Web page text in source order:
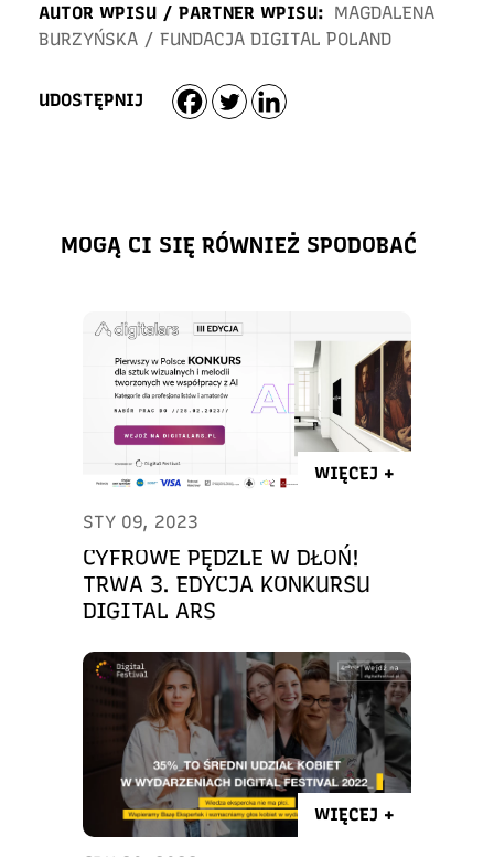
AUTOR WPISU / PARTNER WPISU: MAGDALENA
BURZYŃSKA / FUNDACJA DIGITAL POLAND
UDOSTĘPNIJ
MOGĄ CI SIĘ RÓWNIEŻ SPODOBAĆ
WIĘCEJ +
STY 09, 2023
CYFROWE PĘDZLE W DŁOŃ!
TRWA 3. EDYCJA KONKURSU
DIGITAL ARS
WIĘCEJ +